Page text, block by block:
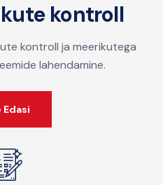
kontroll
kontroll ja meerikutega
lahendamine.
Edasi